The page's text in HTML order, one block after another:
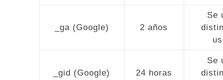
_ga (Google) 2 años
Se
_gid (Google) 24 horas
Se